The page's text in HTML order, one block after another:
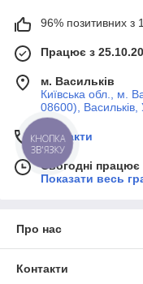
96% позитивних з
Працює з
м. Васильків
Київська обл., м.
08600), Васильків,
Контакти
Сьогодні працює
Показати весь
Про нас
Контакти
КНОПКА
ЗВ'ЯЗКУ